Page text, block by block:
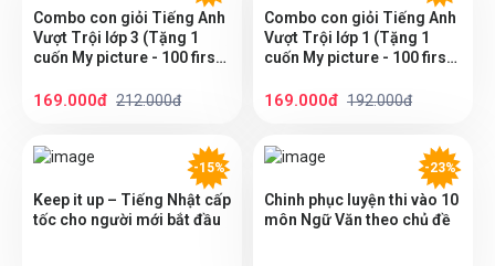
Combo con giỏi Tiếng Anh
Vượt Trội lớp 3 (Tặng 1
cuốn My picture - 100 first
169.000đ 212.000đ
Combo con giỏi Tiếng Anh
Vượt Trội lớp 1 (Tặng 1
cuốn My picture - 100 first
169.000đ 192.000đ
-15%
Keep it up – Tiếng Nhật cấp
tốc cho người mới bắt đầu
-23%
Chinh phục luyện thi vào 10
môn Ngữ Văn theo chủ đề